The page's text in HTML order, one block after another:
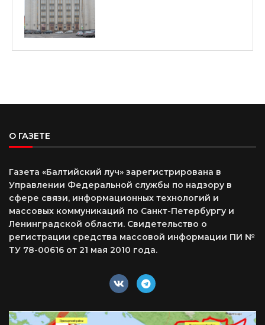
О ГАЗЕТЕ
Газета «Балтийский луч» зарегистрирована в
Управлении Федеральной службы по надзору в
сфере связи, информационных технологий и
массовых коммуникаций по Санкт-Петербургу и
Ленинградской области. Свидетельство о
регистрации средства массовой информации ПИ №
ТУ 78-00616 от 21 мая 2010 года.